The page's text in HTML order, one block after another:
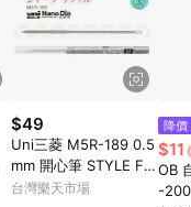
$49
Uni三菱 M5R-189 0.5
mm 開心筆 STYLE FIT
自動鉛筆筆芯 自動筆芯
台灣樂天市場
降價
$11
OB
-